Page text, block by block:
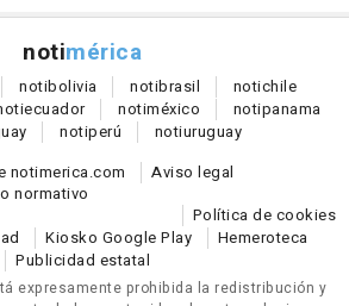
notimérica
notibolivia notibrasil notichile
ecuador notiméxico notipanama
notiperú notiuruguay
notimerica.com
Aviso legal
normativo
Política de cookies
Kiosko Google Play
Hemeroteca
Publicidad estatal
expresamente prohibida la redistribución y